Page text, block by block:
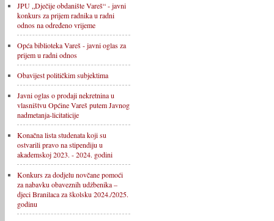
JPU „Dječije obdanište Vareš“ - javni
konkurs za prijem radnika u radni
odnos na određeno vrijeme
Opća biblioteka Vareš - javni oglas za
prijem u radni odnos
Obavijest političkim subjektima
Javni oglas o prodaji nekretnina u
vlasništvu Općine Vareš putem Javnog
nadmetanja-licitaticije
Konačna lista studenata koji su
ostvarili pravo na stipendiju u
akademskoj 2023. - 2024. godini
Konkurs za dodjelu novčane pomoći
za nabavku obaveznih udžbenika –
djeci Branilaca za školsku 2024./2025.
godinu